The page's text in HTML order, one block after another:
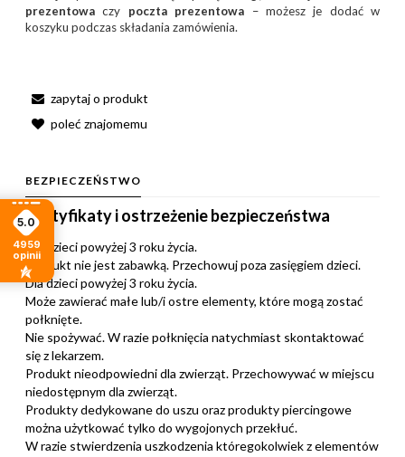
prezentowa czy poczta prezentowa – możesz je dodać w
koszyku podczas składania zamówienia.
zapytaj o produkt
poleć znajomemu
BEZPIECZEŃSTWO
Certyfikaty i ostrzeżenie bezpieczeństwa
Dla dzieci powyżej 3 roku życia.
Produkt nie jest zabawką. Przechowuj poza zasięgiem dzieci.
Dla dzieci powyżej 3 roku życia.
Może zawierać małe lub/i ostre elementy, które mogą zostać
połknięte.
Nie spożywać. W razie połknięcia natychmiast skontaktować
się z lekarzem.
Produkt nieodpowiedni dla zwierząt. Przechowywać w miejscu
niedostępnym dla zwierząt.
Produkty dedykowane do uszu oraz produkty piercingowe
można użytkować tylko do wygojonych przekłuć.
W razie stwierdzenia uszkodzenia któregokolwiek z elementów
5.0
4959
opinii